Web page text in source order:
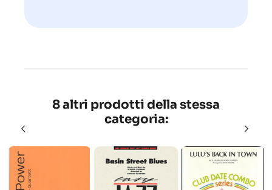
8 altri prodotti della stessa
categoria: